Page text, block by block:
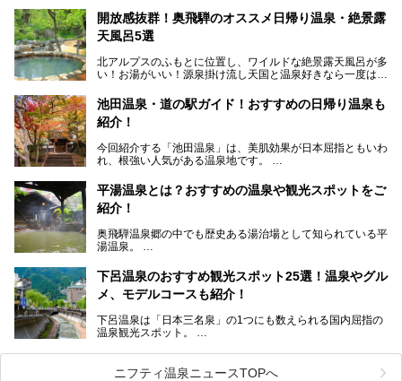
濁り湯で、地産地消にこだわった食事も定評があります。
そして大浴場は日帰り入浴もできるんですよ。泊まりでも日
岐阜の手仕事に触れる旅とともに楽しんでみてはいかがでし
ょう！
───
提供元：岐阜県【PR】
この記事は岐阜県のPR記事です。
開放感抜群！奥飛騨のオススメ日帰り温泉・絶景露
天風呂5選
北アルプスのふもとに位置し、ワイルドな絶景露天風呂が多
い！お湯がいい！源泉掛け流し天国と温泉好きなら一度は行
「平湯温泉」「福地温泉」「新平湯温泉」「栃尾温泉」「新
穂高温泉」と5つの温泉地を総称して奥飛騨温泉郷と呼びま
風呂を5ヶ所ご紹介したいと思います。いずれも素晴らしい
温泉ですよ！
池田温泉・道の駅ガイド！おすすめの日帰り温泉も
紹介！
今回紹介する「池田温泉」は、美肌効果が日本屈指ともいわ
れ、根強い人気がある温泉地です。
温泉旅として利用することができます。
池田温泉には道の駅があるなど、温泉、観光、買い物と、さ
そんな池田温泉の魅力を詳しく紹介していきます！
平湯温泉とは？おすすめの温泉や観光スポットをご
紹介！
奥飛騨温泉郷の中でも歴史ある湯治場として知られている平
湯温泉。
らの利用客も増え、ますます賑わいを見せています。そこで
今回は、平湯温泉の観光スポットとおすすめの温泉施設を紹
介します。気になる温泉をぜひチェックしてみてください。
下呂温泉のおすすめ観光スポット25選！温泉やグル
メ、モデルコースも紹介！
下呂温泉は「日本三名泉」の1つにも数えられる国内屈指の
温泉観光スポット。
のグルメを楽しんだり、周辺にある名所にも足を伸ばしたり
したいもの。
ニフティ温泉ニュースTOPへ